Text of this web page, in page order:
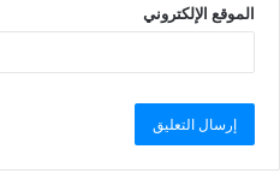
الموقع الإلكتروني